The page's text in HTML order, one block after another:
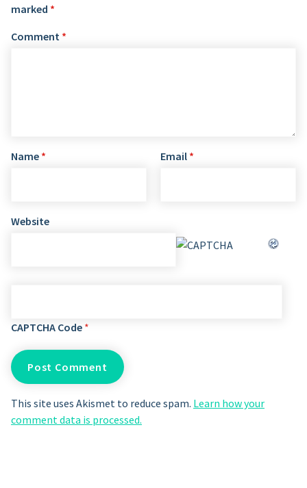
marked *
Comment *
Name * Email *
Website
CAPTCHA Code *
This site uses Akismet to reduce spam. Learn how your
comment data is processed.